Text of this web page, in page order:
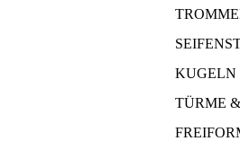
KUGELN
TÜRME